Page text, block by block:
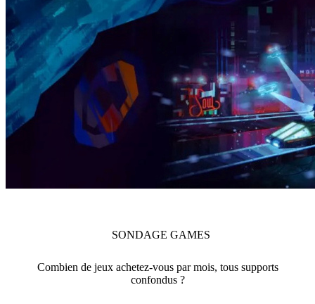
SONDAGE GAMES
Combien de jeux achetez-vous par mois, tous supports
confondus ?